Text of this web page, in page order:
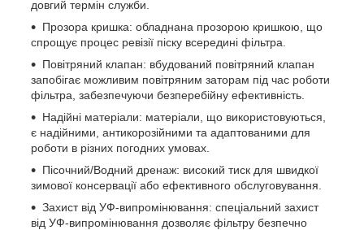
довгий термін служби.
Прозора кришка: обладнана прозорою кришкою, що
спрощує процес ревізії піску всередині фільтра.
Повітряний клапан: вбудований повітряний клапан
запобігає можливим повітряним заторам під час роботи
фільтра, забезпечуючи безперебійну ефективність.
Надійні матеріали: матеріали, що використовуються,
є надійними, антикорозійними та адаптованими для
роботи в різних погодних умовах.
Пісочний/Водний дренаж: високий тиск для швидкої
зимової консервації або ефективного обслуговування.
Захист від УФ-випромінювання: спеціальний захист
від УФ-випромінювання дозволяє фільтру безпечно